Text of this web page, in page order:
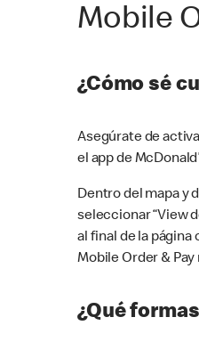
Mobile
¿Cómo sé
Asegúrate de
el app de
Dentro del mapa y
seleccionar “View
al final de la página
Mobile Order &
¿Qué